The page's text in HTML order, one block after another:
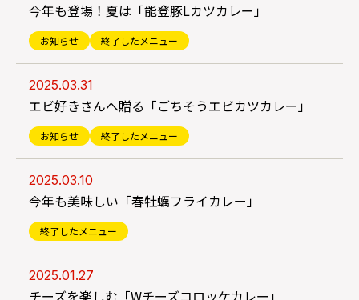
今年も登場！夏は「能登豚Lカツカレー」
お知らせ 終了したメニュー
2025.03.31
エビ好きさんへ贈る「ごちそうエビカツカレー」
お知らせ 終了したメニュー
2025.03.10
今年も美味しい「春牡蠣フライカレー」
終了したメニュー
2025.01.27
チーズを楽しむ「Wチーズコロッケカレー」